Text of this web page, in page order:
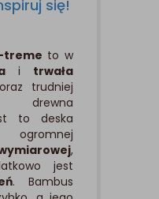
się!
treme to w
i trwała
trudniej
drewna
to deska
,
jest
. Bambus